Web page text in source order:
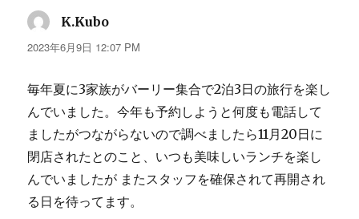
K.Kubo
り:
2023年6月9日 12:07 PM
毎年夏に3家族がバーリー集合で2泊3日の旅行を楽し
んでいました。今年も予約しようと何度も電話して
ましたがつながらないので調べましたら11月20日に
閉店されたとのこと、いつも美味しいランチを楽し
んでいましたが またスタッフを確保されて再開され
る日を待ってます。